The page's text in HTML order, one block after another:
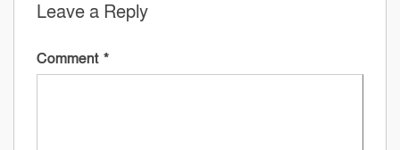
Leave a Reply
Comment *